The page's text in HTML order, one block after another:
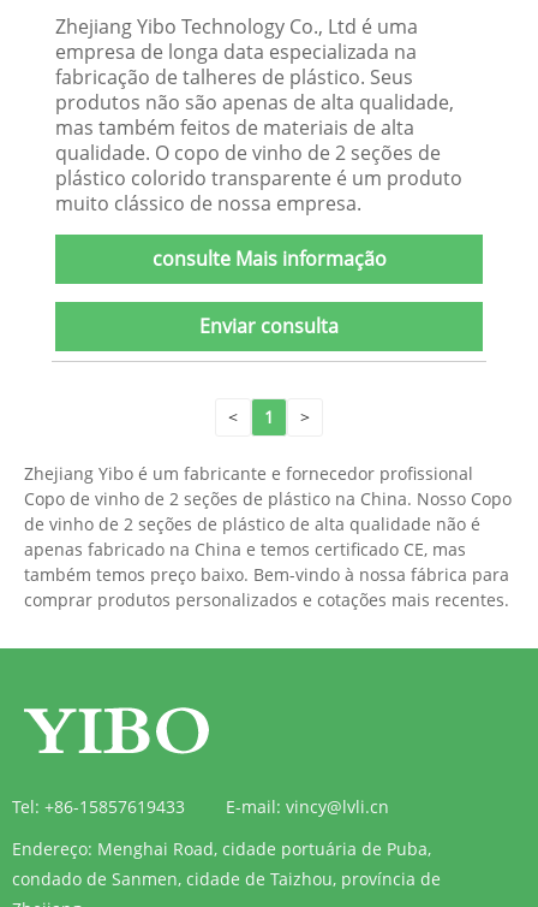
Zhejiang Yibo Technology Co., Ltd é uma
empresa de longa data especializada na
fabricação de talheres de plástico. Seus
produtos não são apenas de alta qualidade,
mas também feitos de materiais de alta
qualidade. O copo de vinho de 2 seções de
plástico colorido transparente é um produto
muito clássico de nossa empresa.
consulte Mais informação
Enviar consulta
< 1 >
Zhejiang Yibo é um fabricante e fornecedor profissional
Copo de vinho de 2 seções de plástico na China. Nosso Copo
de vinho de 2 seções de plástico de alta qualidade não é
apenas fabricado na China e temos certificado CE, mas
também temos preço baixo. Bem-vindo à nossa fábrica para
comprar produtos personalizados e cotações mais recentes.
Tel: +86-15857619433 E-mail: vincy@lvli.cn
Endereço: Menghai Road, cidade portuária de Puba,
condado de Sanmen, cidade de Taizhou, província de